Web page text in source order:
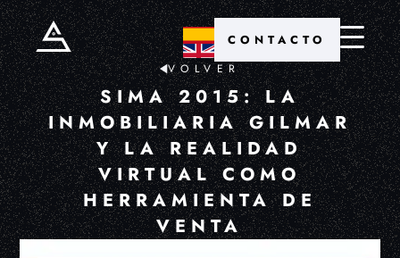
CONTACTO
VOLVER
SIMA 2015: LA
INMOBILIARIA GILMAR
Y LA REALIDAD
VIRTUAL COMO
HERRAMIENTA DE
VENTA